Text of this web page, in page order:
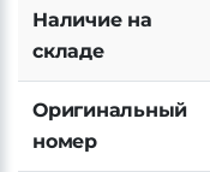
Наличие на
складе
Оригинальный
номер